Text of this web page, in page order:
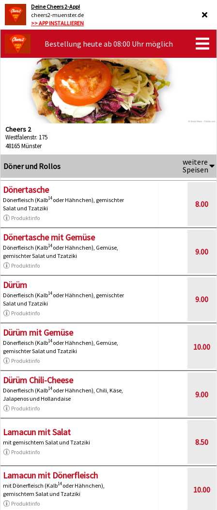
Deine Cheers 2-App!
cheers2-muenster.de
>> APP INSTALLIEREN
Bestellung heute ab 08:00 Uhr möglich
Cheers 2
Westfalenstr. 175
48165 Münster
Döner und Rollos
weitere
Speisen
Dönertasche
Dönerfleisch (Kalb14oder Hähnchen), gemischter
Salat und Tzatziki
Produktinfo
8.00
Dönertasche mit Gemüse
Dönerfleisch (Kalb14oder Hähnchen), Gemüse,
gemischter Salat und Tzatziki
Produktinfo
9.00
Dürüm
Dönerfleisch (Kalb14oder Hähnchen), gemischter
Salat und Tzatziki
Produktinfo
9.00
Dürüm mit Gemüse
Dönerfleisch (Kalb14oder Hähnchen), Gemüse,
gemischter Salat und Tzatziki
Produktinfo
10.00
Dürüm Chili-Cheese
Dönerfleisch (Kalb14oder Hähnchen), Chili, Käse,
Jalapenos und Hollandaise
Produktinfo
9.00
Lamacun mit Salat
mit gemischtem Salat und Tzatziki
Produktinfo
8.50
Lamacun mit Dönerfleisch
mit Dönerfleisch (Kalb14oder Hähnchen),
gemischtem Salat und Tzatziki
Produktinfo
10.00